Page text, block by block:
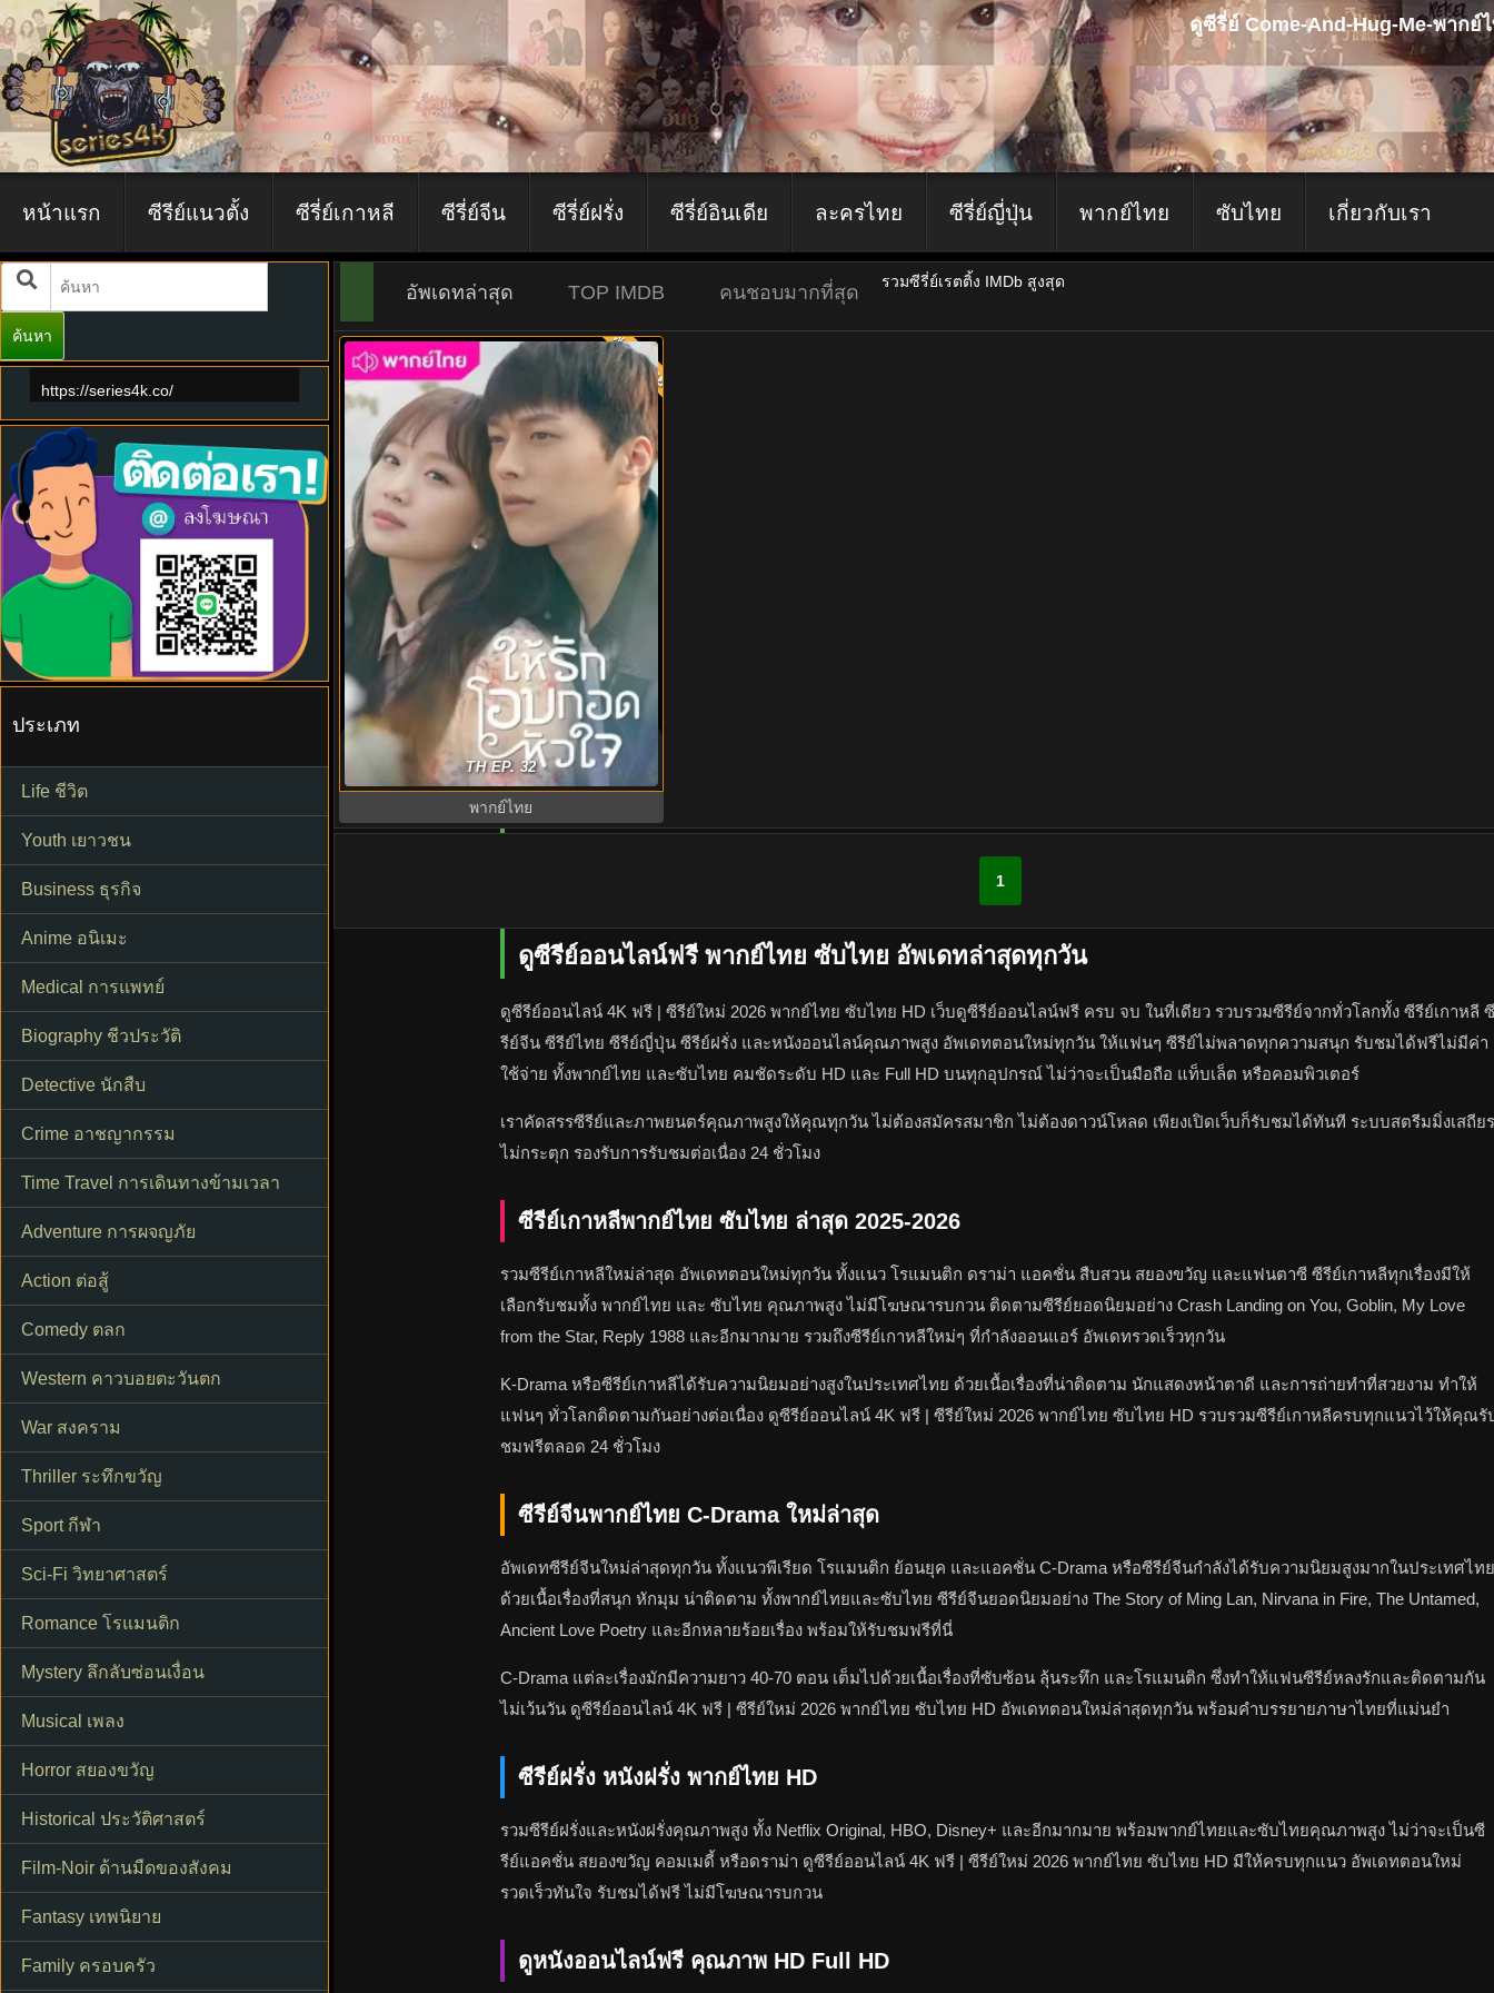
ดูซีรี่ย์ Come-And-Hug-Me-พากย์
หน้าแรก ซีรีย์แนวตั้ง ซีรี่ย์เกาหลี ซีรี่ย์จีน ซีรี่ย์ฝรั่ง ซีรี่ย์อินเดีย ละครไทย ซีรี่ย์ญี่ปุ่น พากย์ไทย ซับไทย เกี่ยวกับเรา
ค้นหา
https://series4k.co/
ประเภท
Life ชีวิต
Youth เยาวชน
Business ธุรกิจ
Anime อนิเมะ
Medical การแพทย์
Biography ชีวประวัติ
Detective นักสืบ
Crime อาชญากรรม
Time Travel การเดินทางข้ามเวลา
Adventure การผจญภัย
Action ต่อสู้
Comedy ตลก
Western คาวบอยตะวันตก
War สงคราม
Thriller ระทึกขวัญ
Sport กีฬา
Sci-Fi วิทยาศาสตร์
Romance โรแมนติก
Mystery ลึกลับซ่อนเงื่อน
Musical เพลง
Horror สยองขวัญ
Historical ประวัติศาสตร์
Film-Noir ด้านมืดของสังคม
Fantasy เทพนิยาย
Family ครอบครัว
อัพเดทล่าสุด TOP IMDB คนชอบมากที่สุด รวมซีรี่ย์เรตติ้ง IMDb สูงสุด
ให้รักโอบกอดหัวใจ Come And Hug Me
พากย์ไทย ตอนที่1-16
9.0 พากย์ไทย
TH EP. 32
พากย์ไทย
1
ดูซีรีย์ออนไลน์ฟรี พากย์ไทย ซับไทย อัพเดทล่าสุดทุกวัน
ดูซีรีย์ออนไลน์ 4K ฟรี | ซีรีย์ใหม่ 2026 พากย์ไทย ซับไทย HD เว็บดูซีรีย์ออนไลน์ฟรี ครบ จบ ในที่เดียว รวบรวมซีรีย์จากทั่วโลกทั้ง ซีรีย์เกาหลี ซี
รีย์จีน ซีรีย์ไทย ซีรีย์ญี่ปุ่น ซีรีย์ฝรั่ง และหนังออนไลน์คุณภาพสูง อัพเดทตอนใหม่ทุกวัน ให้แฟนๆ ซีรีย์ไม่พลาดทุกความสนุก รับชมได้ฟรีไม่มีค่า
ใช้จ่าย ทั้งพากย์ไทย และซับไทย คมชัดระดับ HD และ Full HD บนทุกอุปกรณ์ ไม่ว่าจะเป็นมือถือ แท็บเล็ต หรือคอมพิวเตอร์
เราคัดสรรซีรีย์และภาพยนตร์คุณภาพสูงให้คุณทุกวัน ไม่ต้องสมัครสมาชิก ไม่ต้องดาวน์โหลด เพียงเปิดเว็บก็รับชมได้ทันที ระบบสตรีมมิ่งเสถียร
ไม่กระตุก รองรับการรับชมต่อเนื่อง 24 ชั่วโมง
ซีรีย์เกาหลีพากย์ไทย ซับไทย ล่าสุด 2025-2026
รวมซีรีย์เกาหลีใหม่ล่าสุด อัพเดทตอนใหม่ทุกวัน ทั้งแนว โรแมนติก ดราม่า แอคชั่น สืบสวน สยองขวัญ และแฟนตาซี ซีรีย์เกาหลีทุกเรื่องมีให้
เลือกรับชมทั้ง พากย์ไทย และ ซับไทย คุณภาพสูง ไม่มีโฆษณารบกวน ติดตามซีรีย์ยอดนิยมอย่าง Crash Landing on You, Goblin, My Love
from the Star, Reply 1988 และอีกมากมาย รวมถึงซีรีย์เกาหลีใหม่ๆ ที่กำลังออนแอร์ อัพเดทรวดเร็วทุกวัน
K-Drama หรือซีรีย์เกาหลีได้รับความนิยมอย่างสูงในประเทศไทย ด้วยเนื้อเรื่องที่น่าติดตาม นักแสดงหน้าตาดี และการถ่ายทำที่สวยงาม ทำให้
แฟนๆ ทั่วโลกติดตามกันอย่างต่อเนื่อง ดูซีรีย์ออนไลน์ 4K ฟรี | ซีรีย์ใหม่ 2026 พากย์ไทย ซับไทย HD รวบรวมซีรีย์เกาหลีครบทุกแนวไว้ให้คุณรั
ชมฟรีตลอด 24 ชั่วโมง
ซีรีย์จีนพากย์ไทย C-Drama ใหม่ล่าสุด
อัพเดทซีรีย์จีนใหม่ล่าสุดทุกวัน ทั้งแนวพีเรียด โรแมนติก ย้อนยุค และแอคชั่น C-Drama หรือซีรีย์จีนกำลังได้รับความนิยมสูงมากในประเทศไทย
ด้วยเนื้อเรื่องที่สนุก หักมุม น่าติดตาม ทั้งพากย์ไทยและซับไทย ซีรีย์จีนยอดนิยมอย่าง The Story of Ming Lan, Nirvana in Fire, The Untamed,
Ancient Love Poetry และอีกหลายร้อยเรื่อง พร้อมให้รับชมฟรีที่นี่
C-Drama แต่ละเรื่องมักมีความยาว 40-70 ตอน เต็มไปด้วยเนื้อเรื่องที่ซับซ้อน ลุ้นระทึก และโรแมนติก ซึ่งทำให้แฟนซีรีย์หลงรักและติดตามกัน
ไม่เว้นวัน ดูซีรีย์ออนไลน์ 4K ฟรี | ซีรีย์ใหม่ 2026 พากย์ไทย ซับไทย HD อัพเดทตอนใหม่ล่าสุดทุกวัน พร้อมคำบรรยายภาษาไทยที่แม่นยำ
ซีรีย์ฝรั่ง หนังฝรั่ง พากย์ไทย HD
รวมซีรีย์ฝรั่งและหนังฝรั่งคุณภาพสูง ทั้ง Netflix Original, HBO, Disney+ และอีกมากมาย พร้อมพากย์ไทยและซับไทยคุณภาพสูง ไม่ว่าจะเป็นซี
รีย์แอคชั่น สยองขวัญ คอมเมดี้ หรือดราม่า ดูซีรีย์ออนไลน์ 4K ฟรี | ซีรีย์ใหม่ 2026 พากย์ไทย ซับไทย HD มีให้ครบทุกแนว อัพเดทตอนใหม่
รวดเร็วทันใจ รับชมได้ฟรี ไม่มีโฆษณารบกวน
ดูหนังออนไลน์ฟรี คุณภาพ HD Full HD